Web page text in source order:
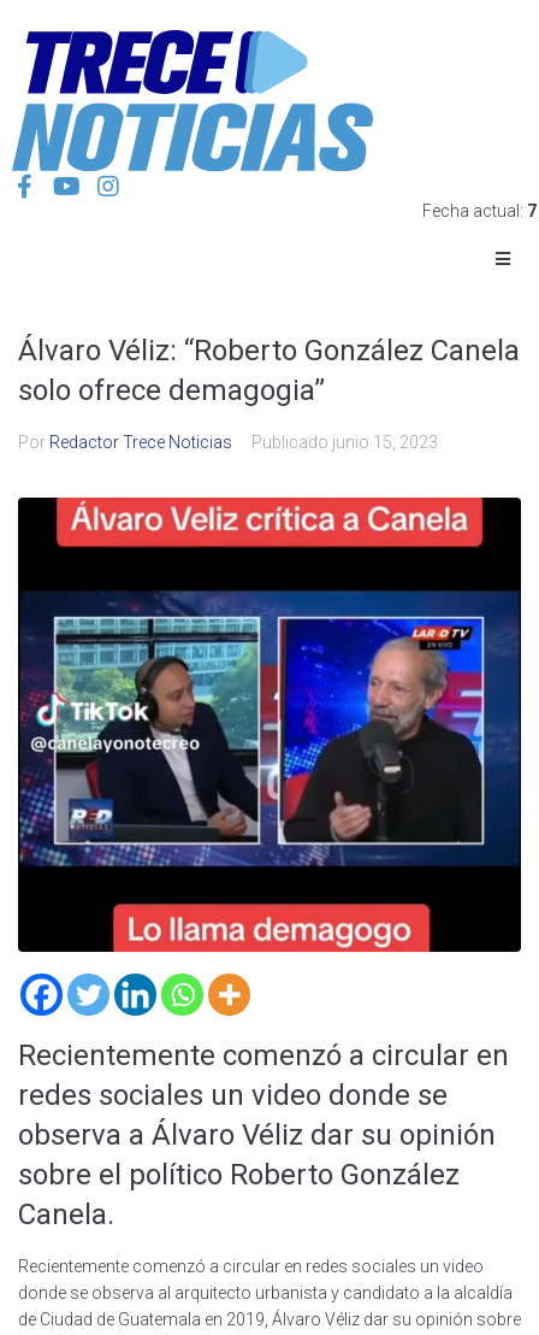
Fecha actual:
Álvaro Véliz: “Roberto González Canela
solo ofrece demagogia”
Por Redactor Trece Noticias Publicado junio 15, 2023
Recientemente comenzó a circular en
redes sociales un video donde se
observa a Álvaro Véliz dar su opinión
sobre el político Roberto González
Canela.
Recientemente comenzó a circular en redes sociales un video
donde se observa al arquitecto urbanista y candidato a la alcaldía
de Ciudad de Guatemala en 2019, Álvaro Véliz dar su opinión sobre